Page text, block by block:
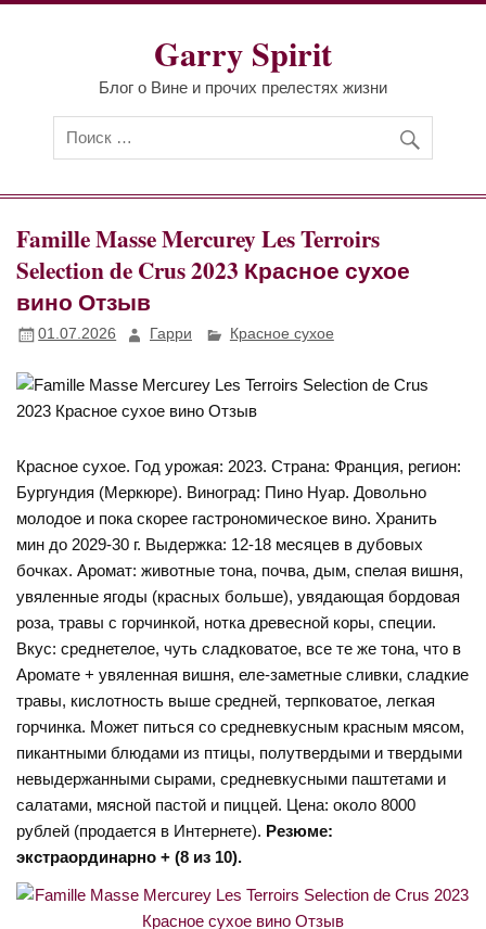
Перейти
Garry Spirit
Блог о Вине и прочих прелестях жизни
Famille Masse Mercurey Les Terroirs
Selection de Crus 2023 Красное сухое
вино Отзыв
01.07.2026 Гарри Красное сухое
Красное сухое. Год урожая: 2023. Страна: Франция, регион:
Бургундия (Меркюре). Виноград: Пино Нуар. Довольно
молодое и пока скорее гастрономическое вино. Хранить
мин до 2029-30 г. Выдержка: 12-18 месяцев в дубовых
бочках. Аромат: животные тона, почва, дым, спелая вишня,
увяленные ягоды (красных больше), увядающая бордовая
роза, травы с горчинкой, нотка древесной коры, специи.
Вкус: среднетелое, чуть сладковатое, все те же тона, что в
Аромате + увяленная вишня, еле-заметные сливки, сладкие
травы, кислотность выше средней, терпковатое, легкая
горчинка. Может питься со средневкусным красным мясом,
пикантными блюдами из птицы, полутвердыми и твердыми
невыдержанными сырами, средневкусными паштетами и
салатами, мясной пастой и пиццей. Цена: около 8000
рублей (продается в Интернете). Резюме:
экстраординарно + (8 из 10).